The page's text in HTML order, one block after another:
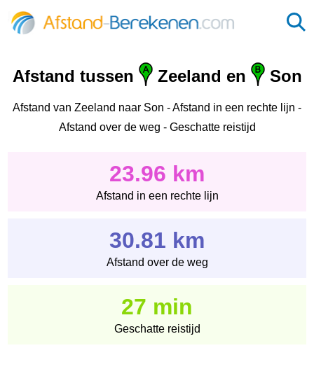
Afstand tussen Zeeland en Son
Afstand van Zeeland naar Son - Afstand in een rechte lijn -
Afstand over de weg - Geschatte reistijd
23.96 km
Afstand in een rechte lijn
30.81 km
Afstand over de weg
27 min
Geschatte reistijd